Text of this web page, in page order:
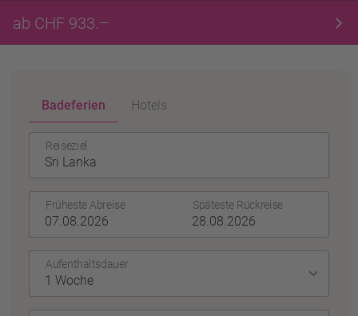
ab CHF 933.–
Badeferien Hotels
Reiseziel
Früheste Abreise Späteste Rückreise
Aufenthaltsdauer